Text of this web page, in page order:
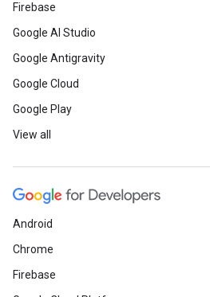
Firebase
Google AI Studio
Google Antigravity
Google Cloud
Google Play
View all
Android
Chrome
Firebase